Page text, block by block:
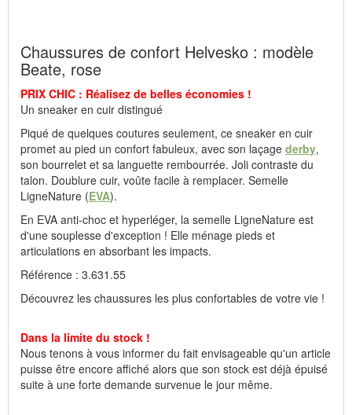
Chaussures de confort Helvesko : modèle
Beate, rose
PRIX CHIC : Réalisez de belles économies !
Un sneaker en cuir distingué
Piqué de quelques coutures seulement, ce sneaker en cuir
promet au pied un confort fabuleux, avec son laçage derby,
son bourrelet et sa languette rembourrée. Joli contraste du
talon. Doublure cuir, voûte facile à remplacer. Semelle
LigneNature (EVA).
En EVA anti-choc et hyperléger, la semelle LigneNature est
d'une souplesse d'exception ! Elle ménage pieds et
articulations en absorbant les impacts.
Référence : 3.631.55
Découvrez les chaussures les plus confortables de votre vie !
Dans la limite du stock !
Nous tenons à vous informer du fait envisageable qu'un article
puisse être encore affiché alors que son stock est déjà épuisé
suite à une forte demande survenue le jour même.